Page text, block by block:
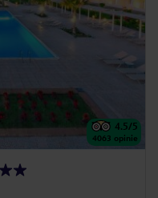
4.5/5
4063 opinie